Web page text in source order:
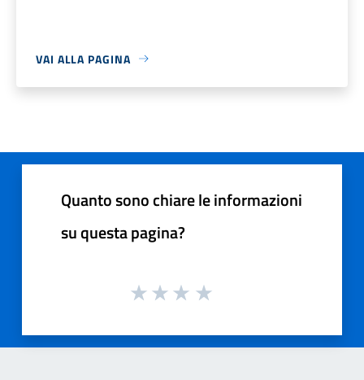
VAI ALLA PAGINA
Quanto sono chiare le informazioni
su questa pagina?